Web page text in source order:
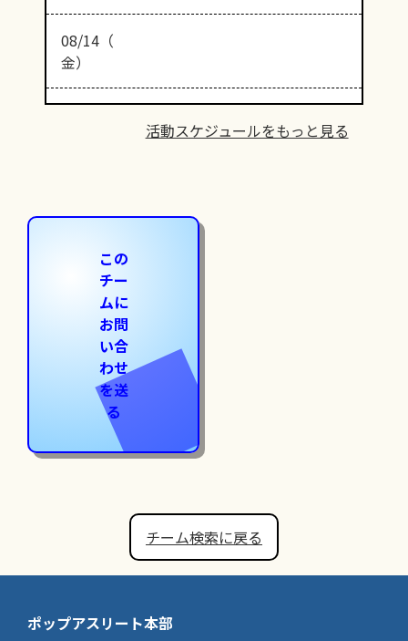
08/14（
金）
活動スケジュールをもっと見る
この
チー
ムに
お問
い合
わせ
を送
る
チーム検索に戻る
ポップアスリート本部